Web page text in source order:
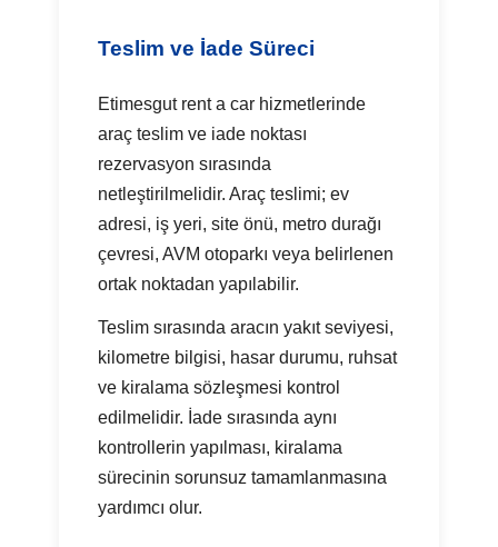
Teslim ve İade Süreci
Etimesgut rent a car hizmetlerinde
araç teslim ve iade noktası
rezervasyon sırasında
netleştirilmelidir. Araç teslimi; ev
adresi, iş yeri, site önü, metro durağı
çevresi, AVM otoparkı veya belirlenen
ortak noktadan yapılabilir.
Teslim sırasında aracın yakıt seviyesi,
kilometre bilgisi, hasar durumu, ruhsat
ve kiralama sözleşmesi kontrol
edilmelidir. İade sırasında aynı
kontrollerin yapılması, kiralama
sürecinin sorunsuz tamamlanmasına
yardımcı olur.